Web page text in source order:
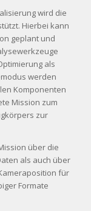
wird die
Hierbei kann
geplant und
als
werden
Komponenten
Mission zum
zur
über die
als auch über
für
Formate